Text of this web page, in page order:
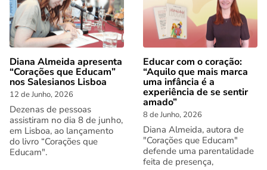
Diana Almeida apresenta
“Corações que Educam”
nos Salesianos Lisboa
12 de Junho, 2026
Dezenas de pessoas
assistiram no dia 8 de junho,
em Lisboa, ao lançamento
do livro “Corações que
Educam".
Educar com o coração:
“Aquilo que mais marca
uma infância é a
experiência de se sentir
amado”
8 de Junho, 2026
Diana Almeida, autora de
"Corações que Educam"
defende uma parentalidade
feita de presença,